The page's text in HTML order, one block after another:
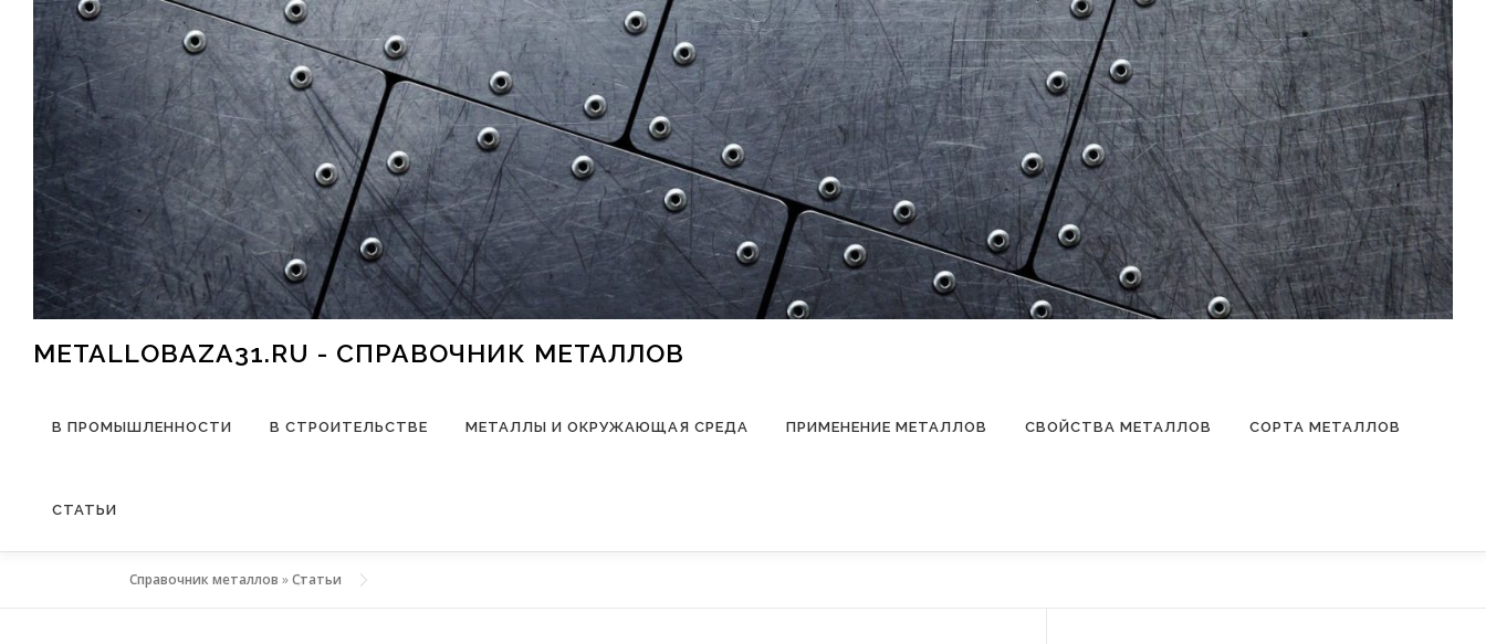
Перейти к содержимому
METALLOBAZA31.RU - СПРАВОЧНИК МЕТАЛЛОВ
В ПРОМЫШЛЕННОСТИ В СТРОИТЕЛЬСТВЕ МЕТАЛЛЫ И ОКРУЖАЮЩАЯ СРЕДА ПРИМЕНЕНИЕ МЕТАЛЛОВ СВОЙСТВА МЕТАЛЛОВ СОРТА МЕТАЛЛОВ
СТАТЬИ
Справочник металлов »Статьи